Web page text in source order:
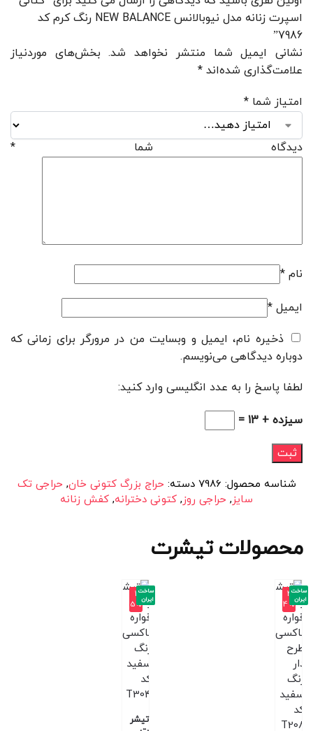
اسپرت زنانه مدل نیوبالانس NEW BALANCE رنگ کرم کد
7986”
نشانی ایمیل شما منتشر نخواهد شد. بخش‌های موردنیاز
علامت‌گذاری شده‌اند *
امتیاز شما *
دیدگاه شما *
نام *
ایمیل *
ذخیره نام، ایمیل و وبسایت من در مرورگر برای زمانی که
دوباره دیدگاهی می‌نویسم.
لطفا پاسخ را به عدد انگلیسی وارد کنید:
سیزده + 13 =
شناسه محصول: 7986 دسته: حراج بزرگ کتونی خان, حراجی تک
سایز, حراجی روز, کتونی دخترانه, کفش زنانه
محصولات تیشرت
-4
4%
ساخت
ایران
-4
5%
تیشر
ساخت
ایران